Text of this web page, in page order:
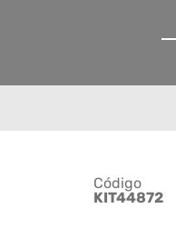
Código
KIT44872